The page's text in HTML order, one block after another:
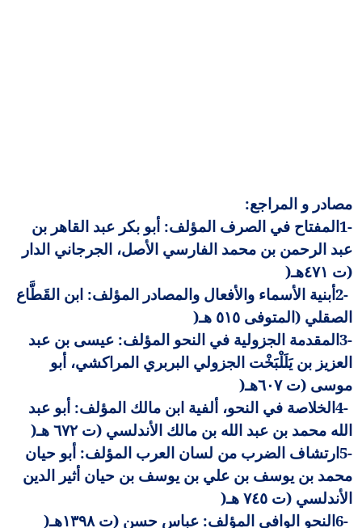
مصادر و المراجع:
1-المفتاح في الصرف المؤلف: أبو بكر عبد القاهر بن
عبد الرحمن بن محمد الفارسي الأصل، الجرجاني الدار
(ت ٤٧١هـ
)
2-أبنية الأسماء والأفعال والمصادر المؤلف: ابن القَطَّاع
الصقلي (المتوفى ٥١٥ هـ
)
3-المقدمة الجزولية في النحو المؤلف: عيسى بن عبد
العزيز بن يَلَلْبَخْت الجزولي البربري المراكشي، أبو
موسى (ت ٦٠٧هـ
)
4-الخلاصة في النحو، ألفية ابن مالك المؤلف: أبو عبد
الله محمد بن عبد الله بن مالك الأندلسي (ت ٦٧٢ هـ
)
5-ارتشاف الضرب من لسان العرب المؤلف: أبو حيان
محمد بن يوسف بن علي بن يوسف بن حيان أثير الدين
الأندلسي (ت ٧٤٥ هـ
)
6-النحو الوافي المؤلف: عباس حسن (ت ١٣٩٨هـ )